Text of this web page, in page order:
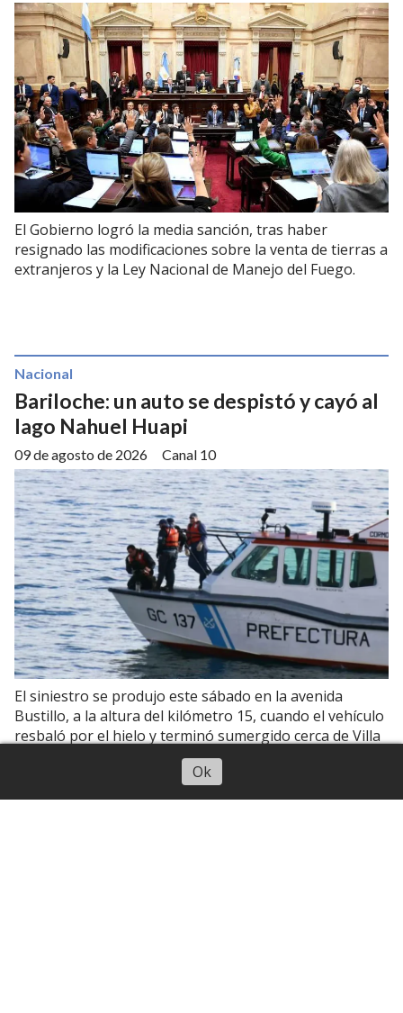
El Gobierno logró la media sanción, tras haber
resignado las modificaciones sobre la venta de tierras a
extranjeros y la Ley Nacional de Manejo del Fuego.
Bariloche: un auto se despistó y cayó al
lago Nahuel Huapi
Canal 10
Nacional
09 de agosto de 2026
El siniestro se produjo este sábado en la avenida
Bustillo, a la altura del kilómetro 15, cuando el vehículo
resbaló por el hielo y terminó sumergido cerca de Villa
Ok